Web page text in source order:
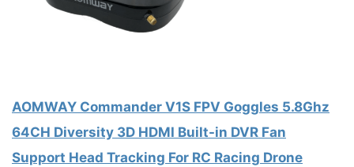
AOMWAY Commander V1S FPV Goggles 5.8Ghz
64CH Diversity 3D HDMI Built-in DVR Fan
Support Head Tracking For RC Racing Drone